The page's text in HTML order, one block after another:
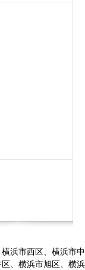
浜市西区、横浜市中
、横浜市旭区、横浜